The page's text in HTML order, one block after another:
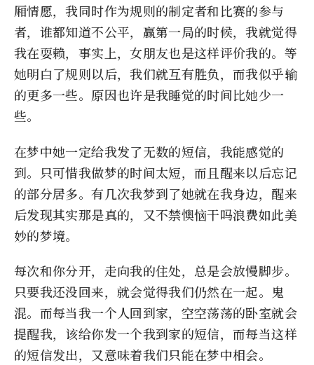
厢情愿，我同时作为规则的制定者和比赛的参与
者，谁都知道不公平，赢第一局的时候，我就觉得
我在耍赖，事实上，女朋友也是这样评价我的。等
她明白了规则以后，我们就互有胜负，而我似乎输
的更多一些。原因也许是我睡觉的时间比她少一
些。
在梦中她一定给我发了无数的短信，我能感觉的
到。只可惜我做梦的时间太短，而且醒来以后忘记
的部分居多。有几次我梦到了她就在我身边，醒来
后发现其实那是真的，又不禁懊恼干吗浪费如此美
妙的梦境。
每次和你分开，走向我的住处，总是会放慢脚步。
只要我还没回来，就会觉得我们仍然在一起。鬼
混。而每当我一个人回到家，空空荡荡的卧室就会
提醒我，该给你发一个我到家的短信，而每当这样
的短信发出，又意味着我们只能在梦中相会。